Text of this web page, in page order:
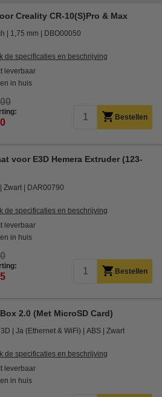
Creality CR-10(S)Pro & Max
1,75 mm DBO00050
de specificaties en beschrijving
leverbaar
in huis
Bestellen
voor E3D Hemera Extruder (123-
Zwart DAR00790
de specificaties en beschrijving
leverbaar
in huis
Bestellen
2.0 (Met MicroSD Card)
Ja (Ethernet & WiFi) ABS Zwart
de specificaties en beschrijving
leverbaar
in huis